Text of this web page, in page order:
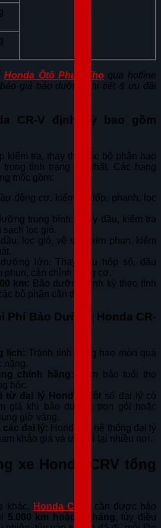
Honda Ôtô Phúc Thọqua hotline
giá bảo dưỡng chi tiết & ưu đãi
CR-V định kỳ bao gồm
kiểm tra, thay thế các bộ phận hao
tình trạng tốt nhất. Các hạng
mốc gồm:
động cơ, kiểm tra lốp, phanh, lọc
trung bình: Thay dầu, kiểm tra
sạch lọc gió.
lọc gió, vệ sinh kim phun, kiểm
lớn: Thay dầu hộp số, dầu
phun, cân chỉnh động cơ.
km: Bảo dưỡng định kỳ theo tình
bộ phận cần thiết.
Phí Bảo Dưỡng Honda CR-
lịch: Tránh tình trạng hao mòn quá
nặng.
chính hãng: Đảm bảo tuổi thọ
hóc.
đại lý Honda:
Một số đại lý có
giá khi bảo dưỡng trọn gói hoặc
giờ vàng.
đại lý: Honda có hệ thống đại lý
khảo giá và ưu đãi tại nhiều nơi.
xe Honda CRV tổng
khác, Honda CR-V
cần được bảo
5.000 km hoặc 3 tháng , tùy điều